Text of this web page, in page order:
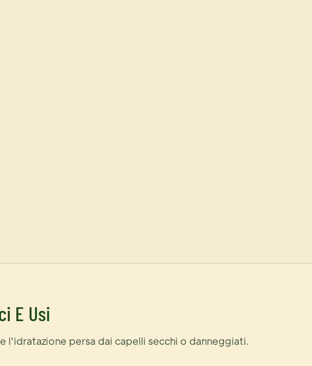
E Usi
persa dai capelli secchi o danneggiati.